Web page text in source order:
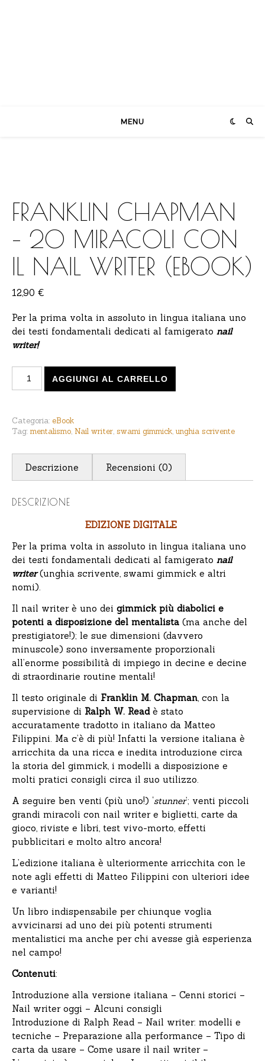
MENU
FRANKLIN CHAPMAN
– 20 MIRACOLI CON
IL NAIL WRITER (EBOOK)
12,90 €
Per la prima volta in assoluto in lingua italiana uno
dei testi fondamentali dedicati al famigerato nail
writer!
Franklin Chapman - 20 Miracoli con Il nail writer
AGGIUNGI AL CARRELLO
Categoria: eBook
Tag: mentalismo, Nail writer, swami gimmick, unghia scrivente
Descrizione Recensioni (0)
DESCRIZIONE
EDIZIONE DIGITALE
Per la prima volta in assoluto in lingua italiana uno
dei testi fondamentali dedicati al famigerato nail
writer (unghia scrivente, swami gimmick e altri
nomi).
Il nail writer è uno dei gimmick più diabolici e
potenti a disposizione del mentalista (ma anche del
prestigiatore!); le sue dimensioni (davvero
minuscole) sono inversamente proporzionali
all’enorme possibilità di impiego in decine e decine
di straordinarie routine mentali!
Il testo originale di Franklin M. Chapman, con la
supervisione di Ralph W. Readè stato
accuratamente tradotto in italiano da Matteo
Filippini. Ma c’è di più! Infatti la versione italiana è
arricchita da una ricca e inedita introduzione circa
la storia del gimmick, i modelli a disposizione e
molti pratici consigli circa il suo utilizzo.
A seguire ben venti (più uno!) ‘stunner’; venti piccoli
grandi miracoli con nail writer e biglietti, carte da
gioco, riviste e libri, test vivo-morto, effetti
pubblicitari e molto altro ancora!
L’edizione italiana è ulteriormente arricchita con le
note agli effetti di Matteo Filippini con ulteriori idee
e varianti!
Un libro indispensabile per chiunque voglia
avvicinarsi ad uno dei più potenti strumenti
mentalistici ma anche per chi avesse già esperienza
nel campo!
Contenuti:
Introduzione alla versione italiana – Cenni storici –
Nail writer oggi – Alcuni consigli
Introduzione di Ralph Read – Nail writer: modelli e
tecniche – Preparazione alla performance – Tipo di
carta da usare – Come usare il nail writer –